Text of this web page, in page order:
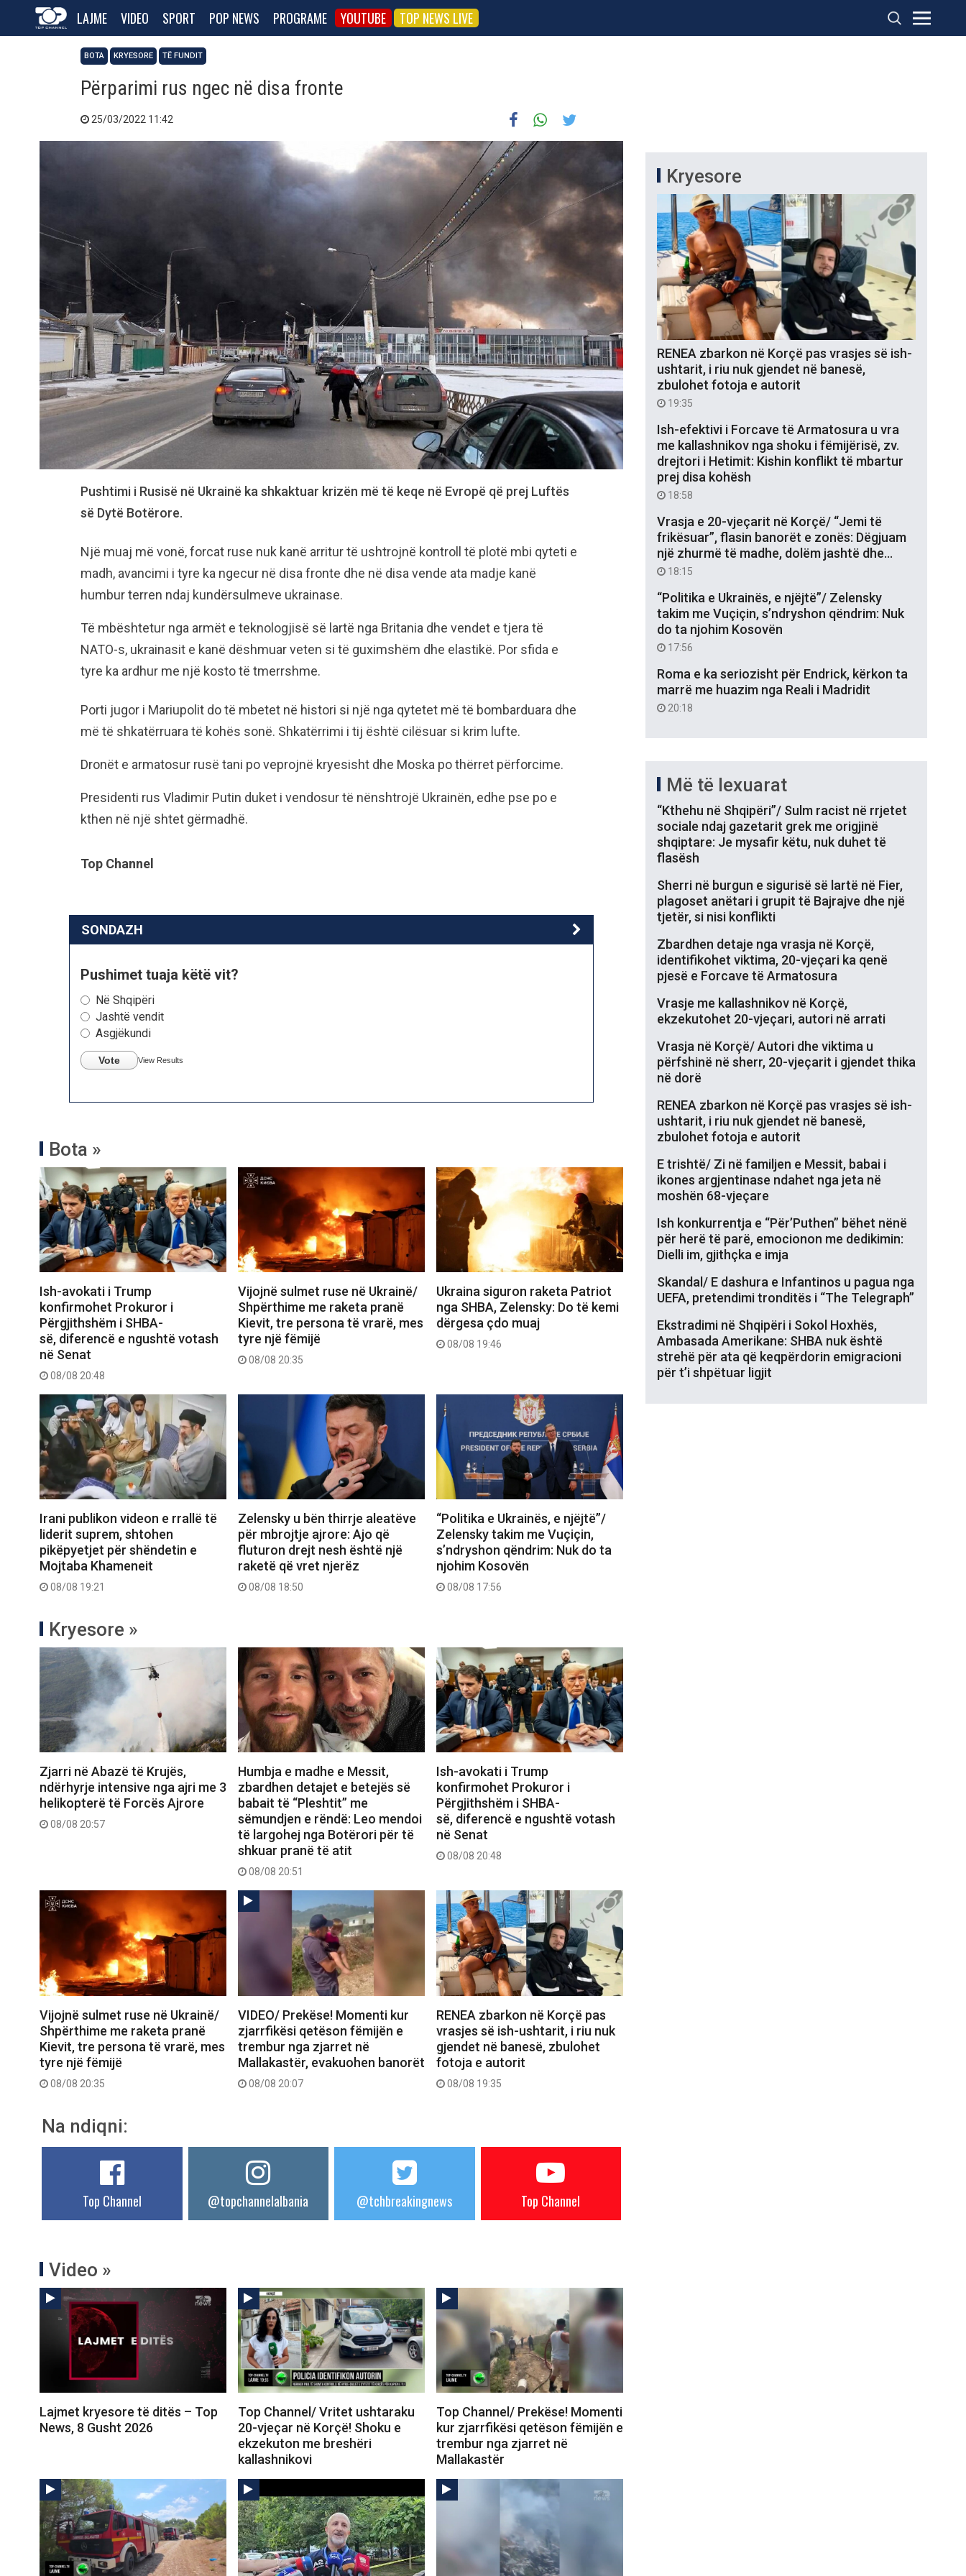
LAJME VIDEO SPORT POP NEWS PROGRAME YOUTUBE TOP NEWS LIVE
BOTA KRYESORE TË FUNDIT
Përparimi rus ngec në disa fronte
25/03/2022 11:42
Pushtimi i Rusisë në Ukrainë ka shkaktuar krizën më të keqe në Evropë që prej Luftës
së Dytë Botërore.
Një muaj më vonë, forcat ruse nuk kanë arritur të ushtrojnë kontroll të plotë mbi qyteti e
madh, avancimi i tyre ka ngecur në disa fronte dhe në disa vende ata madje kanë
humbur terren ndaj kundërsulmeve ukrainase.
Të mbështetur nga armët e teknologjisë së lartë nga Britania dhe vendet e tjera të
NATO-s, ukrainasit e kanë dëshmuar veten si të guximshëm dhe elastikë. Por sfida e
tyre ka ardhur me një kosto të tmerrshme.
Porti jugor i Mariupolit do të mbetet në histori si një nga qytetet më të bombarduara dhe
më të shkatërruara të kohës sonë. Shkatërrimi i tij është cilësuar si krim lufte.
Dronët e armatosur rusë tani po veprojnë kryesisht dhe Moska po thërret përforcime.
Presidenti rus Vladimir Putin duket i vendosur të nënshtrojë Ukrainën, edhe pse po e
kthen në një shtet gërmadhë.
Top Channel
SONDAZH
Pushimet tuaja këtë vit?
Në Shqipëri
Jashtë vendit
Asgjëkundi
Vote View Results
Bota »
Ish-avokati i Trump
konfirmohet Prokuror i
Përgjithshëm i SHBA-
së, diferencë e ngushtë votash
në Senat
08/08 20:48
Vijojnë sulmet ruse në Ukrainë/
Shpërthime me raketa pranë
Kievit, tre persona të vrarë, mes
tyre një fëmijë
08/08 20:35
Ukraina siguron raketa Patriot
nga SHBA, Zelensky: Do të kemi
dërgesa çdo muaj
08/08 19:46
Irani publikon videon e rrallë të
liderit suprem, shtohen
pikëpyetjet për shëndetin e
Mojtaba Khameneit
08/08 19:21
Zelensky u bën thirrje aleatëve
për mbrojtje ajrore: Ajo që
fluturon drejt nesh është një
raketë që vret njerëz
08/08 18:50
“Politika e Ukrainës, e njëjtë”/
Zelensky takim me Vuçiçin,
s’ndryshon qëndrim: Nuk do ta
njohim Kosovën
08/08 17:56
Kryesore »
Zjarri në Abazë të Krujës,
ndërhyrje intensive nga ajri me 3
helikopterë të Forcës Ajrore
08/08 20:57
Humbja e madhe e Messit,
zbardhen detajet e betejës së
babait të “Pleshtit” me
sëmundjen e rëndë: Leo mendoi
të largohej nga Botërori për të
shkuar pranë të atit
08/08 20:51
Ish-avokati i Trump
konfirmohet Prokuror i
Përgjithshëm i SHBA-
së, diferencë e ngushtë votash
në Senat
08/08 20:48
Vijojnë sulmet ruse në Ukrainë/
Shpërthime me raketa pranë
Kievit, tre persona të vrarë, mes
tyre një fëmijë
08/08 20:35
VIDEO/ Prekëse! Momenti kur
zjarrfikësi qetëson fëmijën e
trembur nga zjarret në
Mallakastër, evakuohen banorët
08/08 20:07
RENEA zbarkon në Korçë pas
vrasjes së ish-ushtarit, i riu nuk
gjendet në banesë, zbulohet
fotoja e autorit
08/08 19:35
Na ndiqni:
Top Channel @topchannelalbania @tchbreakingnews Top Channel
Video »
Lajmet kryesore të ditës – Top
News, 8 Gusht 2026
Top Channel/ Vritet ushtaraku
20-vjeçar në Korçë! Shoku e
ekzekuton me breshëri
kallashnikovi
Top Channel/ Prekëse! Momenti
kur zjarrfikësi qetëson fëmijën e
trembur nga zjarret në
Mallakastër
Kryesore
RENEA zbarkon në Korçë pas vrasjes së ish-
ushtarit, i riu nuk gjendet në banesë,
zbulohet fotoja e autorit
19:35
Ish-efektivi i Forcave të Armatosura u vra
me kallashnikov nga shoku i fëmijërisë, zv.
drejtori i Hetimit: Kishin konflikt të mbartur
prej disa kohësh
18:58
Vrasja e 20-vjeçarit në Korçë/ “Jemi të
frikësuar”, flasin banorët e zonës: Dëgjuam
një zhurmë të madhe, dolëm jashtë dhe…
18:15
“Politika e Ukrainës, e njëjtë”/ Zelensky
takim me Vuçiçin, s’ndryshon qëndrim: Nuk
do ta njohim Kosovën
17:56
Roma e ka seriozisht për Endrick, kërkon ta
marrë me huazim nga Reali i Madridit
20:18
Më të lexuarat
“Kthehu në Shqipëri”/ Sulm racist në rrjetet
sociale ndaj gazetarit grek me origjinë
shqiptare: Je mysafir këtu, nuk duhet të
flasësh
Sherri në burgun e sigurisë së lartë në Fier,
plagoset anëtari i grupit të Bajrajve dhe një
tjetër, si nisi konflikti
Zbardhen detaje nga vrasja në Korçë,
identifikohet viktima, 20-vjeçari ka qenë
pjesë e Forcave të Armatosura
Vrasje me kallashnikov në Korçë,
ekzekutohet 20-vjeçari, autori në arrati
Vrasja në Korçë/ Autori dhe viktima u
përfshinë në sherr, 20-vjeçarit i gjendet thika
në dorë
RENEA zbarkon në Korçë pas vrasjes së ish-
ushtarit, i riu nuk gjendet në banesë,
zbulohet fotoja e autorit
E trishtë/ Zi në familjen e Messit, babai i
ikones argjentinase ndahet nga jeta në
moshën 68-vjeçare
Ish konkurrentja e “Për’Puthen” bëhet nënë
për herë të parë, emocionon me dedikimin:
Dielli im, gjithçka e imja
Skandal/ E dashura e Infantinos u pagua nga
UEFA, pretendimi tronditës i “The Telegraph”
Ekstradimi në Shqipëri i Sokol Hoxhës,
Ambasada Amerikane: SHBA nuk është
strehë për ata që keqpërdorin emigracioni
për t’i shpëtuar ligjit